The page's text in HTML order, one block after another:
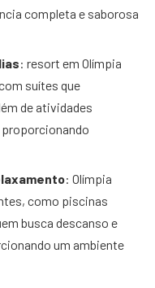
completa e saborosa
: resort em Olímpia
suítes que
de atividades
: Olímpia
como piscinas
busca descanso e
um ambiente